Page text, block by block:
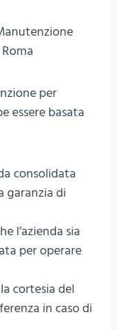
per
essere basata
consolidata
garanzia di
l’azienda sia
per operare
cortesia del
in caso di